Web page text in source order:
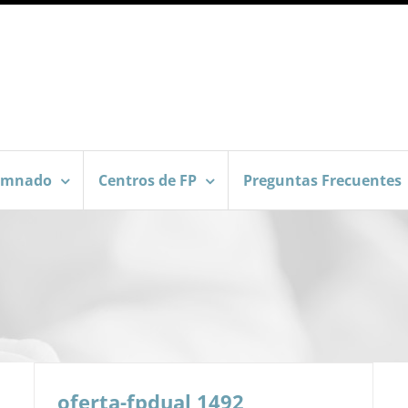
Centros de FP Preguntas Frecuentes
oferta-fpdual 1492